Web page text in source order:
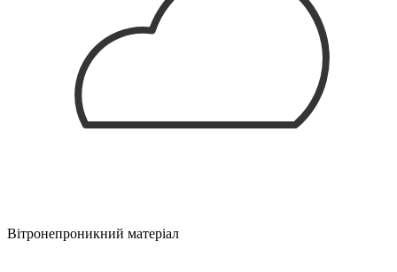
Вітронепроникний матеріал